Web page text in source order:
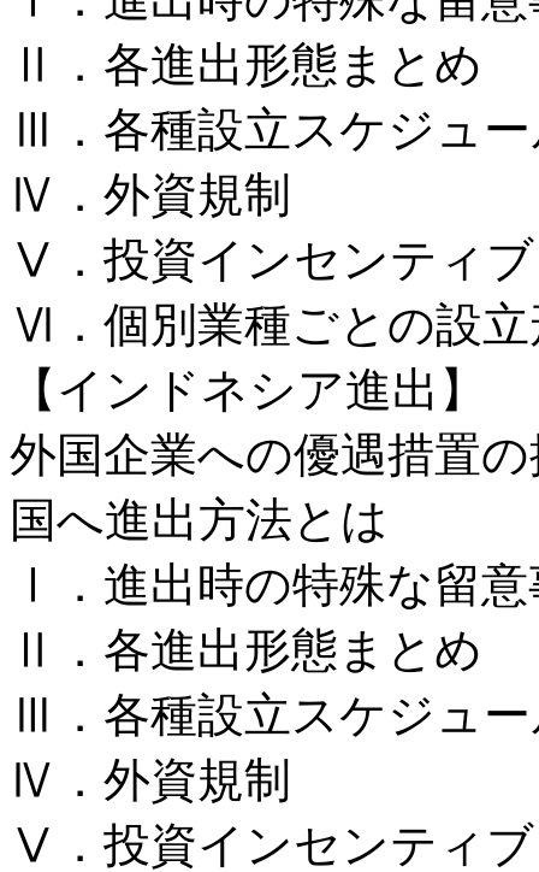
Ⅱ．各進出形態まとめ
Ⅲ．各種設立スケジュ
Ⅳ．外資規制
Ⅴ．投資インセンティブ
Ⅵ．個別業種ごとの設立
【インドネシア進出】
外国企業への優遇措置
国へ進出⽅法とは
Ⅰ．進出時の特殊な留
Ⅱ．各進出形態まとめ
Ⅲ．各種設立スケジュ
Ⅳ．外資規制
Ⅴ．投資インセンティブ